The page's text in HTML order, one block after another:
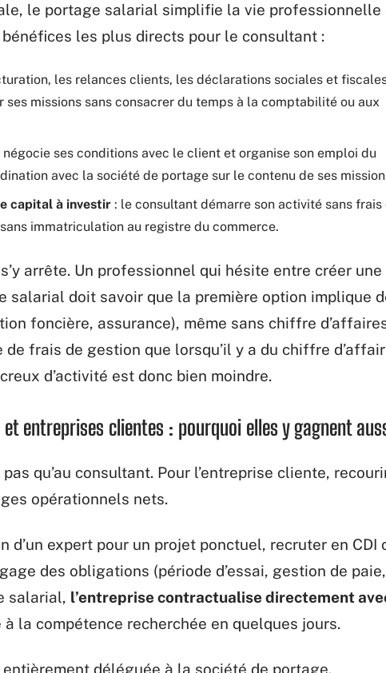
le portage salarial simplifie la vie professionnelle
les plus directs pour le consultant :
les relances clients, les déclarations sociales et
missions sans consacrer du temps à la comptabilité ou aux
ses conditions avec le client et organise son emploi du
avec la société de portage sur le contenu de ses
capital à investir : le consultant démarre son activité sans frais
immatriculation au registre du commerce.
arrête. Un professionnel qui hésite entre créer une
salarial doit savoir que la première option implique
foncière, assurance), même sans chiffre
frais de gestion que lorsqu’il y a du chiffre
d’activité est donc bien moindre.
entreprises clientes : pourquoi elles y gagnent
qu’au consultant. Pour l’entreprise cliente,
opérationnels nets.
d’un expert pour un projet ponctuel, recruter en CDI
des obligations (période d’essai, gestion de paie,
salarial, l’entreprise contractualise directement
à la compétence recherchée en quelques jours.
déléguée à la société de portage.